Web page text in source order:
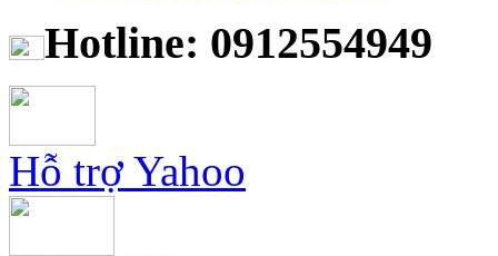
Hotline: 0912554949
Hỗ trợ Yahoo